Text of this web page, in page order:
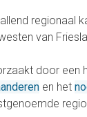
regionaal
van
door
en het